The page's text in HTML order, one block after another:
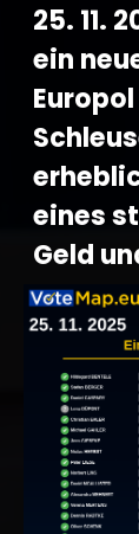
25. 11.
ein
eines
Geld